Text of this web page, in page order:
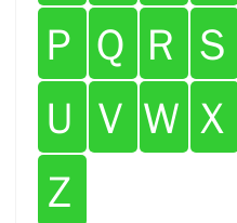
Ｐ Ｑ Ｒ Ｓ
Ｕ Ｖ Ｗ Ｘ
Ｚ